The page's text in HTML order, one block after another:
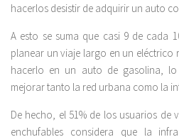
hacerlos desistir de adquirir un auto
A esto se suma que casi 9 de cada
planear un viaje largo en un eléctrico
hacerlo en un auto de gasolina,
mejorar tanto la red urbana como la
De hecho, el 51% de los usuarios de
enchufables considera que la